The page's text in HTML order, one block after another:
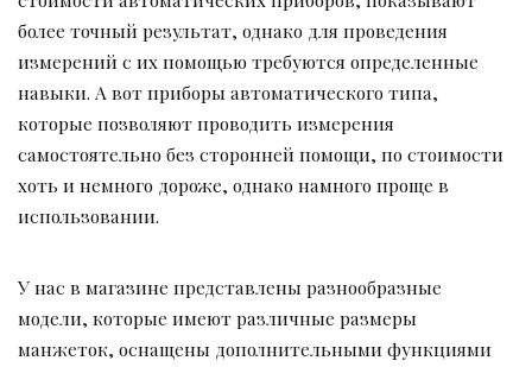
более точный результат, однако для проведения
измерений с их помощью требуются определенные
навыки. А вот приборы автоматического типа,
которые позволяют проводить измерения
самостоятельно без сторонней помощи, по стоимости
хоть и немного дороже, однако намного проще в
использовании.
У нас в магазине представлены разнообразные
модели, которые имеют различные размеры
манжеток, оснащены дополнительными функциями